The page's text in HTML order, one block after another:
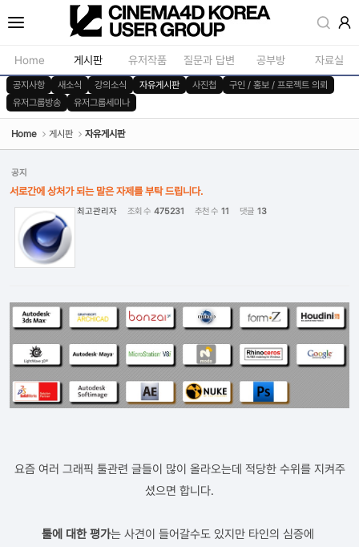
Home 게시판
공지사항
새소식
자유게시판
사진첩
구인 / 홍보 / 프로젝트 의뢰
유저그룹세미나
유저작품 질문과 답변 공부방 자료실
애니메이션 / 리깅 /
공지사항 새소식 강의소식 자유게시판 사진첩
구인 / 홍보 / 프로젝트 의뢰
유저그룹방송
유저그룹세미나
Home 게시판 자유게시판
공지
서로간에 상처가 되는 말은 자제를 부탁 드립니다.
최고관리자 조회 수 475231 추천 수 11 댓글 13
요즘 여러 그래픽 툴관련 글들이 많이 올라오는데 적당한 수위를 지켜주
셨으면 합니다.
툴에 대한 평가는 사견이 들어갈수도 있지만 타인의 심증에
Sketchbook5, 스케치북5
Sketchbook5, 스케치북5